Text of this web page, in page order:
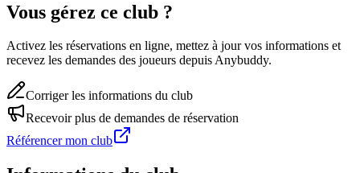
Vous gérez ce club ?
Activez les réservations en ligne, mettez à jour vos informations et
recevez les demandes des joueurs depuis Anybuddy.
Corriger les informations du club
Recevoir plus de demandes de réservation
Référencer mon club